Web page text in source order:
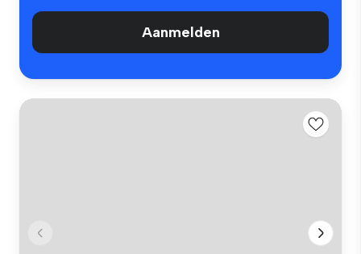
Aanmelden